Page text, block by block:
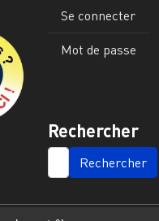
Se connecter
Mot de passe
Rechercher
SEARCH